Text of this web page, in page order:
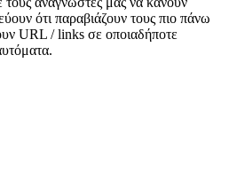
ότι παραβιάζουν τους πιο πάνω
URL / links σε οποιαδήποτε